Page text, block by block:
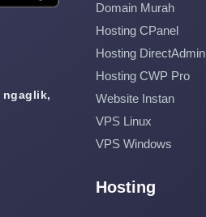
ngaglik,
Domain Murah
Hosting CPanel
Hosting DirectAdmin
Hosting CWP Pro
Website Instan
VPS Linux
VPS Windows
Hosting